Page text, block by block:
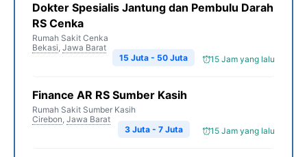
Dokter Spesialis Jantung dan Pembulu Darah
RS Cenka
Rumah Sakit Cenka
Bekasi, Jawa Barat
15 Jam yang lalu
15 Juta - 50 Juta
Finance AR RS Sumber Kasih
Rumah Sakit Sumber Kasih
Cirebon, Jawa Barat
15 Jam yang lalu
3 Juta - 7 Juta